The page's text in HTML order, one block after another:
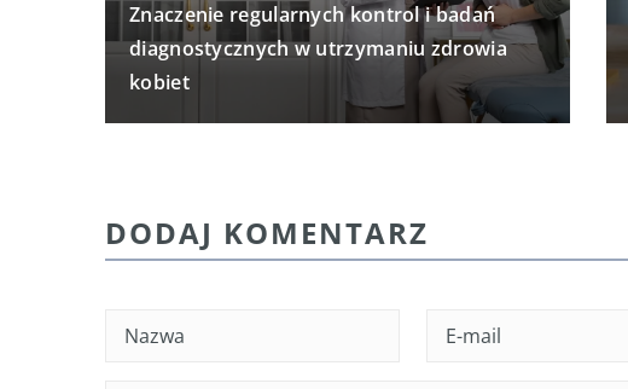
Znaczenie regularnych kontrol i badań
diagnostycznych w utrzymaniu zdrowia
kobiet
DODAJ KOMENTARZ